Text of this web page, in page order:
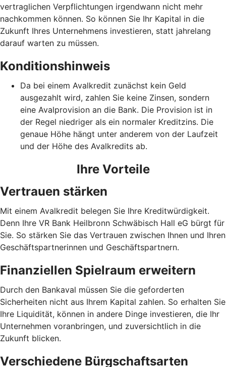
vertraglichen Verpflichtungen irgendwann nicht mehr
nachkommen können. So können Sie Ihr Kapital in die
Zukunft Ihres Unternehmens investieren, statt jahrelang
darauf warten zu müssen.
Konditionshinweis
Da bei einem Avalkredit zunächst kein Geld
ausgezahlt wird, zahlen Sie keine Zinsen, sondern
eine Avalprovision an die Bank. Die Provision ist in
der Regel niedriger als ein normaler Kreditzins. Die
genaue Höhe hängt unter anderem von der Laufzeit
und der Höhe des Avalkredits ab.
Ihre Vorteile
Vertrauen stärken
Mit einem Avalkredit belegen Sie Ihre Kreditwürdigkeit.
Denn Ihre VR Bank Heilbronn Schwäbisch Hall eG bürgt für
Sie. So stärken Sie das Vertrauen zwischen Ihnen und Ihren
Geschäftspartnerinnen und Geschäftspartnern.
Finanziellen Spielraum erweitern
Durch den Bankaval müssen Sie die geforderten
Sicherheiten nicht aus Ihrem Kapital zahlen. So erhalten Sie
Ihre Liquidität, können in andere Dinge investieren, die Ihr
Unternehmen voranbringen, und zuversichtlich in die
Zukunft blicken.
Verschiedene Bürgschaftsarten